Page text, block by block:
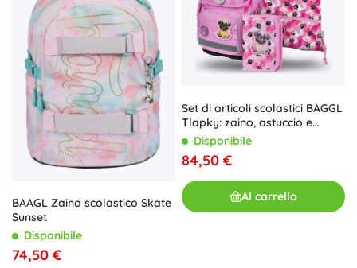
BAAGL Zaino scolastico Skate
Sunset
Disponibile
74,50 €
Set di articoli scolastici BAGGL
Tlapky: zaino, astuccio e
sacchetto
Disponibile
84,50 €
Al carrello